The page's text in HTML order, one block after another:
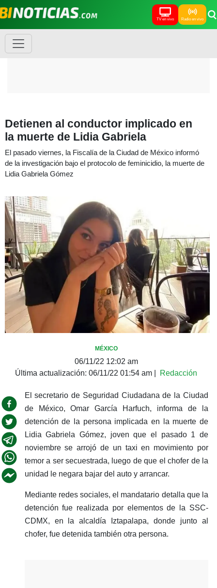
TV en vivo Radio en vivo
Detienen al conductor implicado en
la muerte de Lidia Gabriela
El pasado viernes, la Fiscalía de la Ciudad de México informó
de la investigación bajo el protocolo de feminicidio, la muerte de
Lidia Gabriela Gómez
MÉXICO
06/11/22 12:02 am
Última actualización: 06/11/22 01:54 am Redacción
El secretario de Seguridad Ciudadana de la Ciudad
de México, Omar García Harfuch, informa de la
detención de la persona implicada en la muerte de
Lidia Gabriela Gómez, joven que el pasado 1 de
noviembre se arrojó de un taxi en movimiento por
temor a ser secuestrada, luego de que el chofer de la
unidad le negara bajar del auto y arrancar.
Mediante redes sociales, el mandatario detalla que la
detención fue realizada por elementos de la SSC-
CDMX, en la alcaldía Iztapalapa, donde junto al
chofer, fue detenida también otra persona.